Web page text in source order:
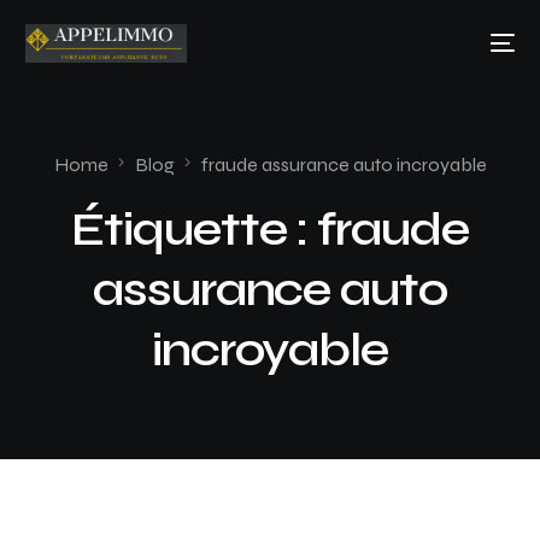
Home Blog fraude assurance auto incroyable
Étiquette : fraude
assurance auto
incroyable